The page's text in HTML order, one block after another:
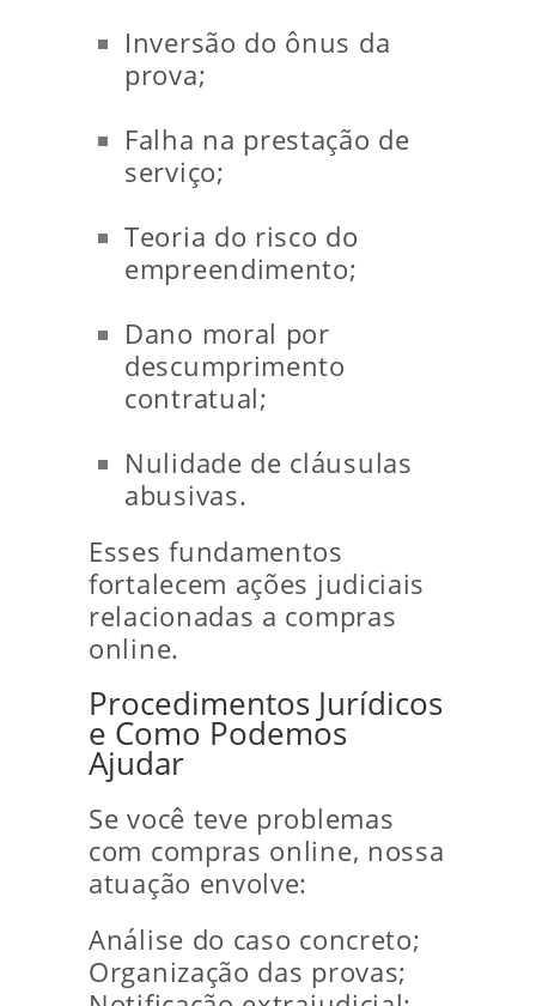
Inversão do ônus da
prova;
Falha na prestação de
serviço;
Teoria do risco do
empreendimento;
Dano moral por
descumprimento
contratual;
Nulidade de cláusulas
abusivas.
Esses fundamentos
fortalecem ações judiciais
relacionadas a compras
online.
Procedimentos Jurídicos
e Como Podemos
Ajudar
Se você teve problemas
com compras online, nossa
atuação envolve:
Análise do caso concreto;
Organização das provas;